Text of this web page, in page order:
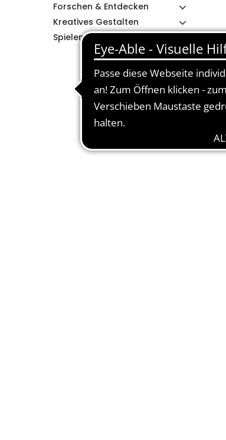
Forschen & Entdecken
Kreatives Gestalten
Spielen & Lernen